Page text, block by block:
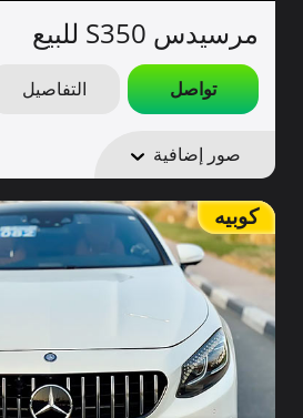
مرسيدس S350 للبيع
تواصل التفاصيل
صور إضافية
كوبيه